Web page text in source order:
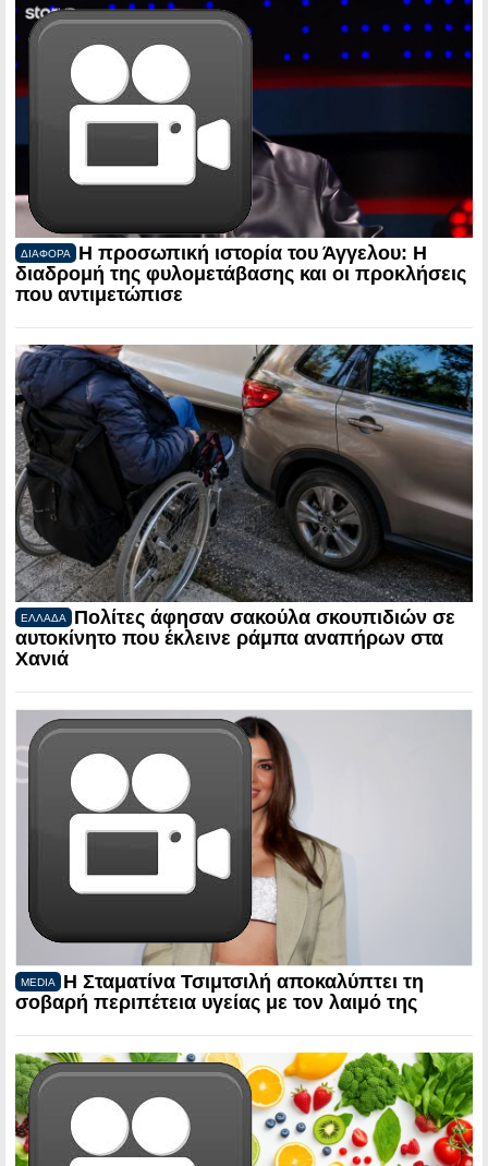
ΔΙΑΦΟΡΑ
Η προσωπική ιστορία του Άγγελου: Η
διαδρομή της φυλομετάβασης και οι προκλήσεις
που αντιμετώπισε
ΕΛΛΑΔΑ
Πολίτες άφησαν σακούλα σκουπιδιών σε
αυτοκίνητο που έκλεινε ράμπα αναπήρων στα
Χανιά
MEDIA
Η Σταματίνα Τσιμτσιλή αποκαλύπτει τη
σοβαρή περιπέτεια υγείας με τον λαιμό της